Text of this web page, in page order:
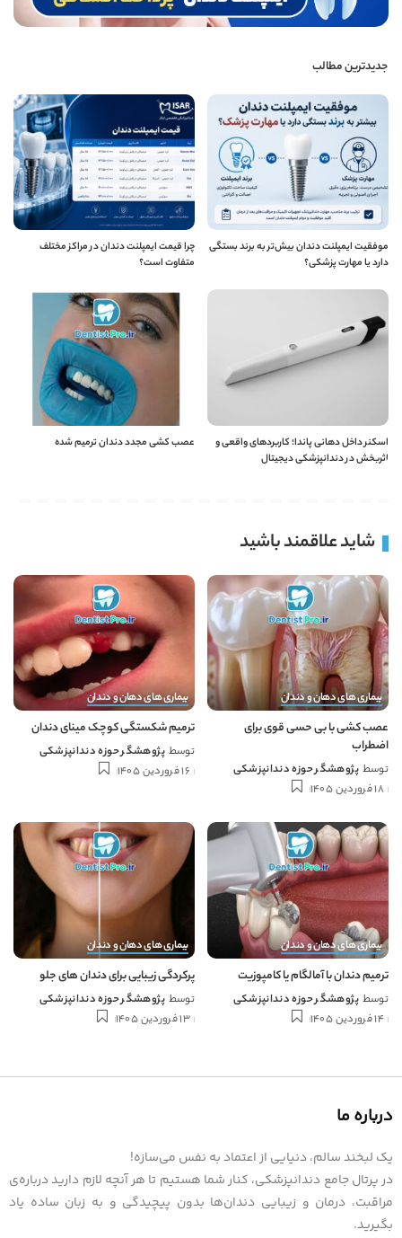
جدیدترین مطالب
موفقیت ایمپلنت دندان بیش‌تر به برند بستگی
دارد یا مهارت پزشکی؟
چرا قیمت ایمپلنت دندان در مراکز مختلف
متفاوت است؟
اسکنر داخل دهانی پاندا؛ کاربردهای واقعی و
اثربخش در دندانپزشکی دیجیتال
عصب کشی مجدد دندان ترمیم شده
شاید علاقمند باشید
بیماری های دهان و دندان
عصب کشی با بی حسی قوی برای
اضطراب
توسط پژوهشگر حوزه دندانپزشکی
18 فروردین 1405
بیماری های دهان و دندان
ترمیم شکستگی کوچک مینای دندان
توسط پژوهشگر حوزه دندانپزشکی
16 فروردین 1405
بیماری های دهان و دندان
ترمیم دندان با آمالگام یا کامپوزیت
توسط پژوهشگر حوزه دندانپزشکی
14 فروردین 1405
بیماری های دهان و دندان
پرکردگی زیبایی برای دندان های جلو
توسط پژوهشگر حوزه دندانپزشکی
13 فروردین 1405
درباره ما
یک لبخند سالم، دنیایی از اعتماد به نفس می‌سازه!
در پرتال جامع دندانپزشکی، کنار شما هستیم تا هر آنچه لازم دارید درباره‌ی
مراقبت، درمان و زیبایی دندان‌ها بدون پیچیدگی و به زبان ساده یاد
بگیرید.